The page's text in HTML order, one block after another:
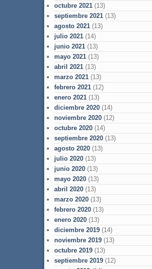
octubre 2021(13)
septiembre 2021(13)
agosto 2021(13)
julio 2021(14)
junio 2021(13)
mayo 2021(13)
abril 2021(13)
marzo 2021(13)
febrero 2021(12)
enero 2021(13)
diciembre 2020(14)
noviembre 2020(12)
octubre 2020(14)
septiembre 2020(13)
agosto 2020(13)
julio 2020(13)
junio 2020(13)
mayo 2020(13)
abril 2020(13)
marzo 2020(13)
febrero 2020(13)
enero 2020(13)
diciembre 2019(14)
noviembre 2019(13)
octubre 2019(13)
septiembre 2019(12)